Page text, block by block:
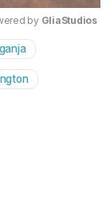
by GliaStudios